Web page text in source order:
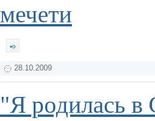
мечети
28.10.2009
"Я родилась в